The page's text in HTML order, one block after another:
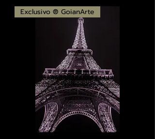
Exclusivo ® GoianArte